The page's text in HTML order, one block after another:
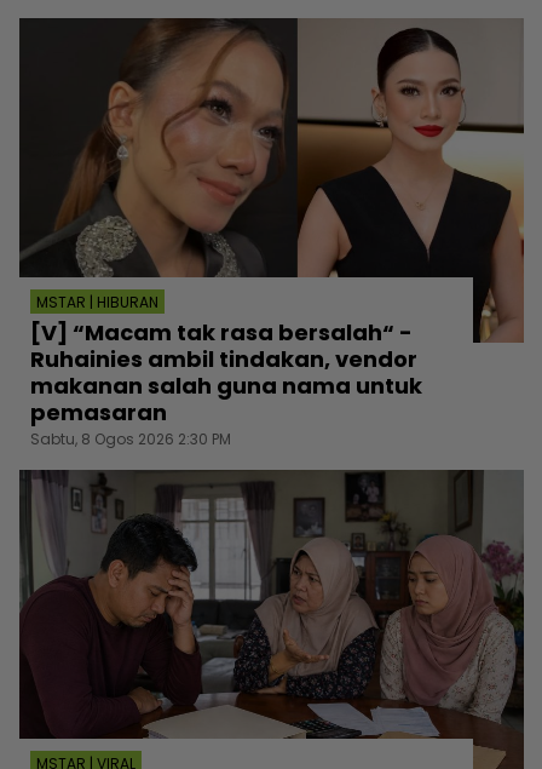
MSTAR | HIBURAN
[V] “Macam tak rasa bersalah“ -
Ruhainies ambil tindakan, vendor
makanan salah guna nama untuk
pemasaran
Sabtu, 8 Ogos 2026 2:30 PM
MSTAR | VIRAL